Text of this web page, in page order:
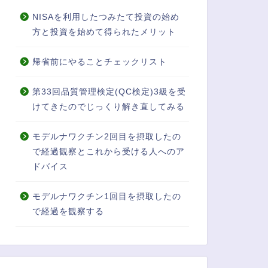
NISAを利用したつみたて投資の始め
方と投資を始めて得られたメリット
帰省前にやることチェックリスト
第33回品質管理検定(QC検定)3級を受
けてきたのでじっくり解き直してみる
モデルナワクチン2回目を摂取したの
で経過観察とこれから受ける人へのア
ドバイス
モデルナワクチン1回目を摂取したの
で経過を観察する